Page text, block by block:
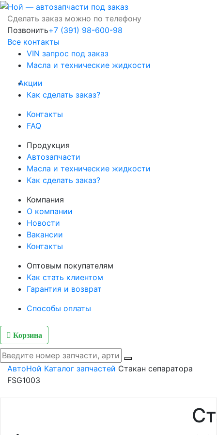
Сделать заказ можно по телефону
Позвонить+7 (391) 98-600-98
Все контакты
VIN запрос под заказ
Масла и технические жидкости
Акции
Как сделать заказ?
Контакты
FAQ
Продукция
Автозапчасти
Масла и технические жидкости
Как сделать заказ?
Компания
О компании
Новости
Вакансии
Контакты
Оптовым покупателям
Как стать клиентом
Гарантия и возврат
Способы оплаты
Корзина
АвтоНой Каталог запчастей Стакан сепаратора
FSG1003